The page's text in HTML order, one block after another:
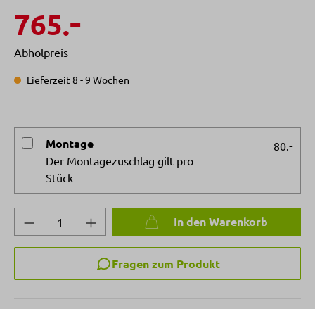
765.-
Abholpreis
Lieferzeit 8 - 9 Wochen
Montage
Der Montagezuschlag gilt pro
Stück
80.-
Produkt Anzahl: Gib den gewünschten
In den Warenkorb
Fragen zum Produkt